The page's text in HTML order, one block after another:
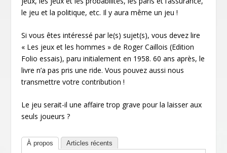
le jeu et la politique, etc. Il y aura même un jeu !
Si vous êtes intéressé par le(s) sujet(s), vous devez lire
« Les jeux et les hommes » de Roger Caillois (Edition
Folio essais), paru initialement en 1958. 60 ans après, le
livre n’a pas pris une ride. Vous pouvez aussi nous
transmettre votre contribution !
Le jeu serait-il une affaire trop grave pour la laisser aux
seuls joueurs ?
À propos Articles récents